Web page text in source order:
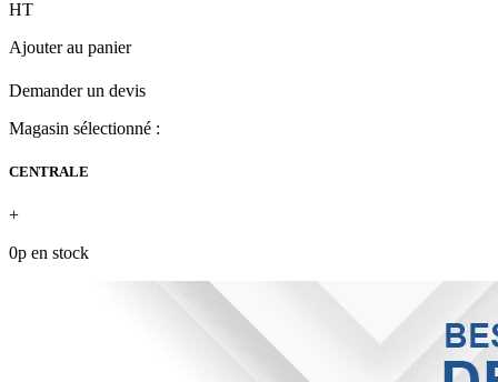
HT
Ajouter au panier
Demander un devis
Magasin sélectionné :
CENTRALE
+
0p en stock